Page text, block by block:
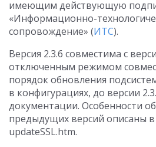
имеющим действующую
«Информационно-
сопровождение» (ИТС).
Версия 2.3.6 совместима с
отключенным режимом
порядок обновления
в конфигурациях, до версии
документации. Особенности
предыдущих версий описаны
updateSSL.htm.